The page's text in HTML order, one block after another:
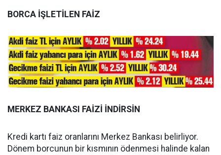
BORCA İŞLETİLEN FAİZ
MERKEZ BANKASI FAİZİ İNDİRSİN
Kredi kartı faiz oranlarını Merkez Bankası belirliyor.
Dönem borcunun bir kısmının ödenmesi halinde kalan